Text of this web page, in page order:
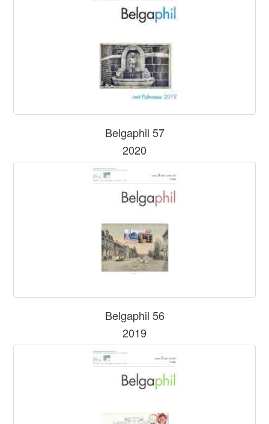
Belgaphil 57
2020
Belgaphil 56
2019